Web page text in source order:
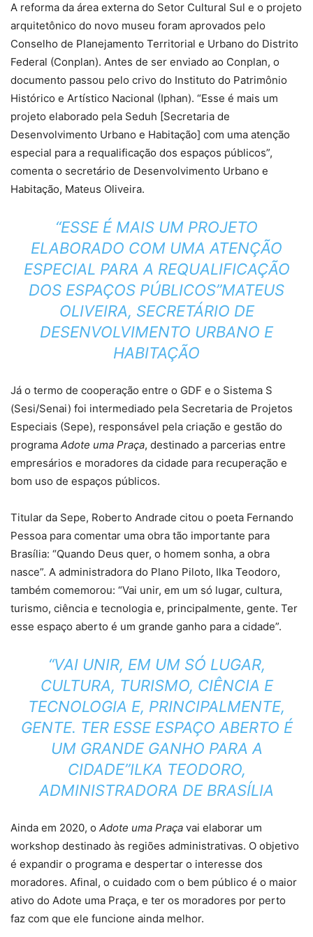
A reforma da área externa do Setor Cultural Sul e o projeto
arquitetônico do novo museu foram aprovados pelo
Conselho de Planejamento Territorial e Urbano do Distrito
Federal (Conplan). Antes de ser enviado ao Conplan, o
documento passou pelo crivo do Instituto do Patrimônio
Histórico e Artístico Nacional (Iphan). “Esse é mais um
projeto elaborado pela Seduh [Secretaria de
Desenvolvimento Urbano e Habitação] com uma atenção
especial para a requalificação dos espaços públicos”,
comenta o secretário de Desenvolvimento Urbano e
Habitação, Mateus Oliveira.
“ESSE É MAIS UM PROJETO
ELABORADO COM UMA ATENÇÃO
ESPECIAL PARA A REQUALIFICAÇÃO
DOS ESPAÇOS PÚBLICOS”MATEUS
OLIVEIRA, SECRETÁRIO DE
DESENVOLVIMENTO URBANO E
HABITAÇÃO
Já o termo de cooperação entre o GDF e o Sistema S
(Sesi/Senai) foi intermediado pela Secretaria de Projetos
Especiais (Sepe), responsável pela criação e gestão do
programa Adote uma Praça, destinado a parcerias entre
empresários e moradores da cidade para recuperação e
bom uso de espaços públicos.
Titular da Sepe, Roberto Andrade citou o poeta Fernando
Pessoa para comentar uma obra tão importante para
Brasília: “Quando Deus quer, o homem sonha, a obra
nasce”. A administradora do Plano Piloto, Ilka Teodoro,
também comemorou: “Vai unir, em um só lugar, cultura,
turismo, ciência e tecnologia e, principalmente, gente. Ter
esse espaço aberto é um grande ganho para a cidade”.
“VAI UNIR, EM UM SÓ LUGAR,
CULTURA, TURISMO, CIÊNCIA E
TECNOLOGIA E, PRINCIPALMENTE,
GENTE. TER ESSE ESPAÇO ABERTO É
UM GRANDE GANHO PARA A
CIDADE”ILKA TEODORO,
ADMINISTRADORA DE BRASÍLIA
Ainda em 2020, o Adote uma Praça vai elaborar um
workshop destinado às regiões administrativas. O objetivo
é expandir o programa e despertar o interesse dos
moradores. Afinal, o cuidado com o bem público é o maior
ativo do Adote uma Praça, e ter os moradores por perto
faz com que ele funcione ainda melhor.